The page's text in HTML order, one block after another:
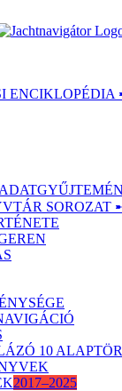
ENCIKLOPÉDIA
SOROZAT
10
2017–2025